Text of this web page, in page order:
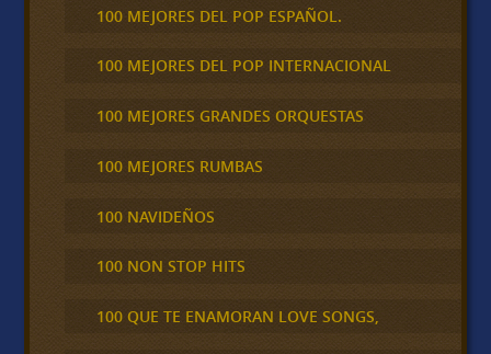
100 MEJORES DEL POP ESPAÑOL.
100 MEJORES DEL POP INTERNACIONAL
100 MEJORES GRANDES ORQUESTAS
100 MEJORES RUMBAS
100 NAVIDEÑOS
100 NON STOP HITS
100 QUE TE ENAMORAN LOVE SONGS,